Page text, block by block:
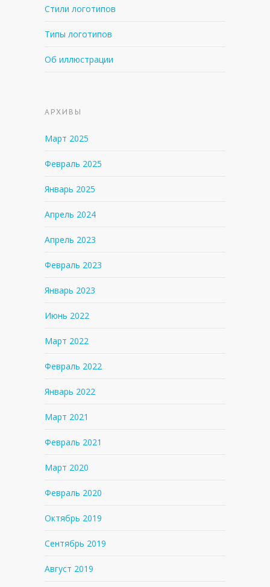
Стили логотипов
Типы логотипов
Об иллюстрации
АРХИВЫ
Март 2025
Февраль 2025
Январь 2025
Апрель 2024
Апрель 2023
Февраль 2023
Январь 2023
Июнь 2022
Март 2022
Февраль 2022
Январь 2022
Март 2021
Февраль 2021
Март 2020
Февраль 2020
Октябрь 2019
Сентябрь 2019
Август 2019